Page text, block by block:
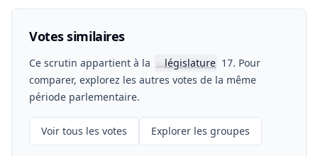
Votes similaires
Ce scrutin appartient à la 📖législature 17. Pour
comparer, explorez les autres votes de la même
période parlementaire.
Voir tous les votes Explorer les groupes